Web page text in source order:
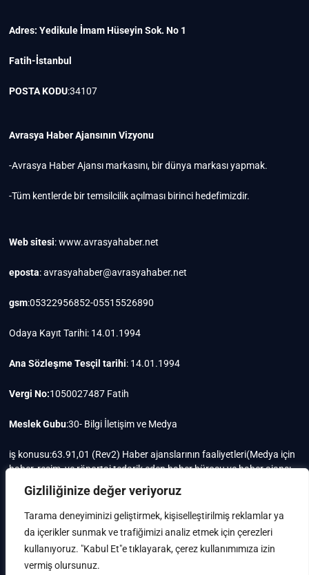
Gizliliğinize değer veriyoruz
Tarama deneyiminizi geliştirmek, kişiselleştirilmiş reklamlar ya
da içerikler sunmak ve trafiğimizi analiz etmek için çerezleri
kullanıyoruz. "Kabul Et"e tıklayarak, çerez kullanımımıza izin
vermiş olursunuz.
Adres: Yedikule İmam Hüseyin Sok. No 1
Fatih-İstanbul
POSTA KODU:34107
Avrasya Haber Ajansının Vizyonu
-Avrasya Haber Ajansı markasını, bir dünya markası yapmak.
-Tüm kentlerde bir temsilcilik açılması birinci hedefimizdir.
Web sitesi: www.avrasyahaber.net
eposta: avrasyahaber@avrasyahaber.net
gsm:05322956852-05515526890
Odaya Kayıt Tarihi: 14.01.1994
Ana Sözleşme Tesçil tarihi: 14.01.1994
Vergi No:1050027487 Fatih
Meslek Gubu:30- Bilgi İletişim ve Medya
iş konusu:63.91,01 (Rev2) Haber ajanslarının faaliyetleri(Medya için
haber, resim, ve röportaj tedarik eden haber bürosu ve haber ajansı
faaliyetleri)iştigal konusu ile ilgili olarak fotoğrafçılık, filimcilik,
yayıncılık, prodöktörlük, reklamcılık işleri ile Ana sözleşmede yazılı
olan diğer işleri yapar.
Mersis No: 0105002748700015